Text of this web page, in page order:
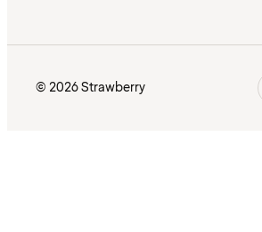
© 2026 Strawberry